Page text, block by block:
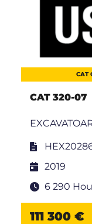
CAT
CAT 320-07
2019
6 290
111 300 €